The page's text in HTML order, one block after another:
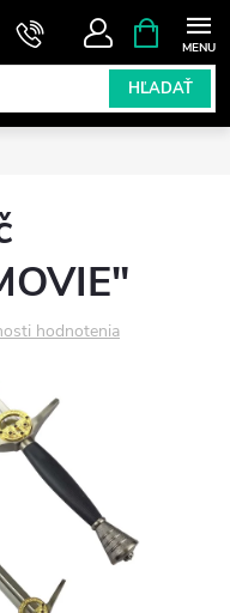
HĽADAŤ
KOŠÍK
hodnotenia